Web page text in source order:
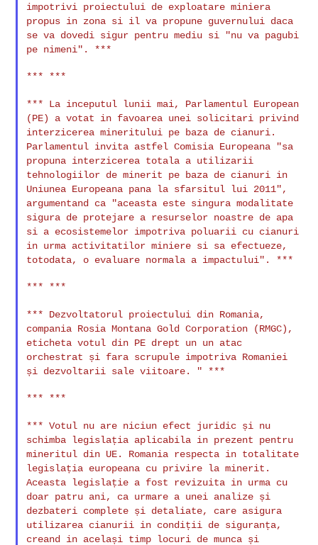
impotrivi proiectului de exploatare miniera
propus in zona si il va propune guvernului daca
se va dovedi sigur pentru mediu si "nu va pagubi
pe nimeni". ***
*** ***
*** La inceputul lunii mai, Parlamentul European
(PE) a votat in favoarea unei solicitari privind
interzicerea mineritului pe baza de cianuri.
Parlamentul invita astfel Comisia Europeana "sa
propuna interzicerea totala a utilizarii
tehnologiilor de minerit pe baza de cianuri in
Uniunea Europeana pana la sfarsitul lui 2011",
argumentand ca "aceasta este singura modalitate
sigura de protejare a resurselor noastre de apa
si a ecosistemelor impotriva poluarii cu cianuri
in urma activitatilor miniere si sa efectueze,
totodata, o evaluare normala a impactului". ***
*** ***
*** Dezvoltatorul proiectului din Romania,
compania Rosia Montana GoldCorporation (RMGC),
eticheta votul din PE drept un un atac
orchestrat și fara scrupule impotriva Romaniei
și dezvoltarii sale viitoare. " ***
*** ***
*** Votul nu are niciun efect juridic și nu
schimba legislația aplicabila in prezent pentru
mineritul din UE. Romania respecta in totalitate
legislația europeana cu privire la minerit.
Aceasta legislație a fost revizuita in urma cu
doar patru ani, ca urmare a unei analize și
dezbateri complete și detaliate, care asigura
utilizarea cianurii in condiții de siguranța,
creand in același timp locuri de munca și